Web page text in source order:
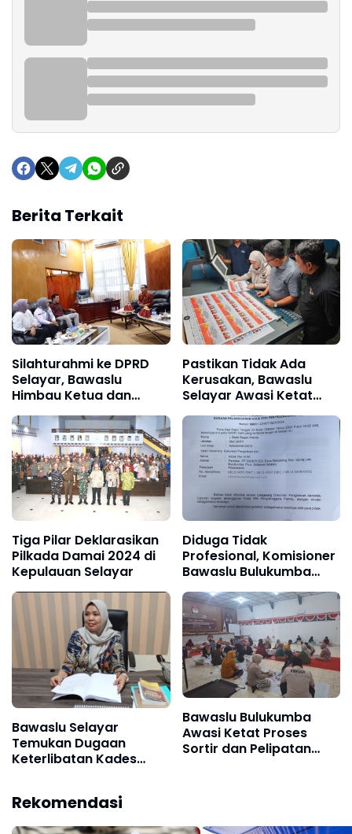
Berita Terkait
Silahturahmi ke DPRD
Selayar, Bawaslu
Himbau Ketua dan
Anggota DPRD
Mematuhi Aturan Ini
Pastikan Tidak Ada
Kerusakan, Bawaslu
Selayar Awasi Ketat
Pencetakan Surat Suara
Pilkada 2024
Tiga Pilar Deklarasikan
Pilkada Damai 2024 di
Kepulauan Selayar
Diduga Tidak
Profesional, Komisioner
Bawaslu Bulukumba
Dilaporkan ke DKPP
Bawaslu Selayar
Temukan Dugaan
Keterlibatan Kades
Santai Cakada
Bawaslu Bulukumba
Awasi Ketat Proses
Sortir dan Pelipatan
Rekomendasi